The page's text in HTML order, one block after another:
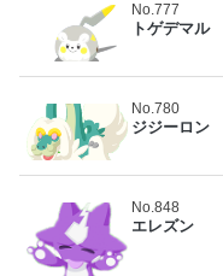
No.777
トゲデマル
No.780
ジジーロン
No.848
エレズン